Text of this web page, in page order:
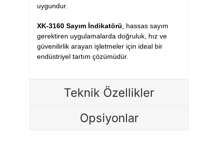
uygundur.
XK-3160 Sayım İndikatörü , hassas sayım
gerektiren uygulamalarda doğruluk, hız ve
güvenilirlik arayan işletmeler için ideal bir
endüstriyel tartım çözümüdür.
Teknik Özellikler
Opsiyonlar